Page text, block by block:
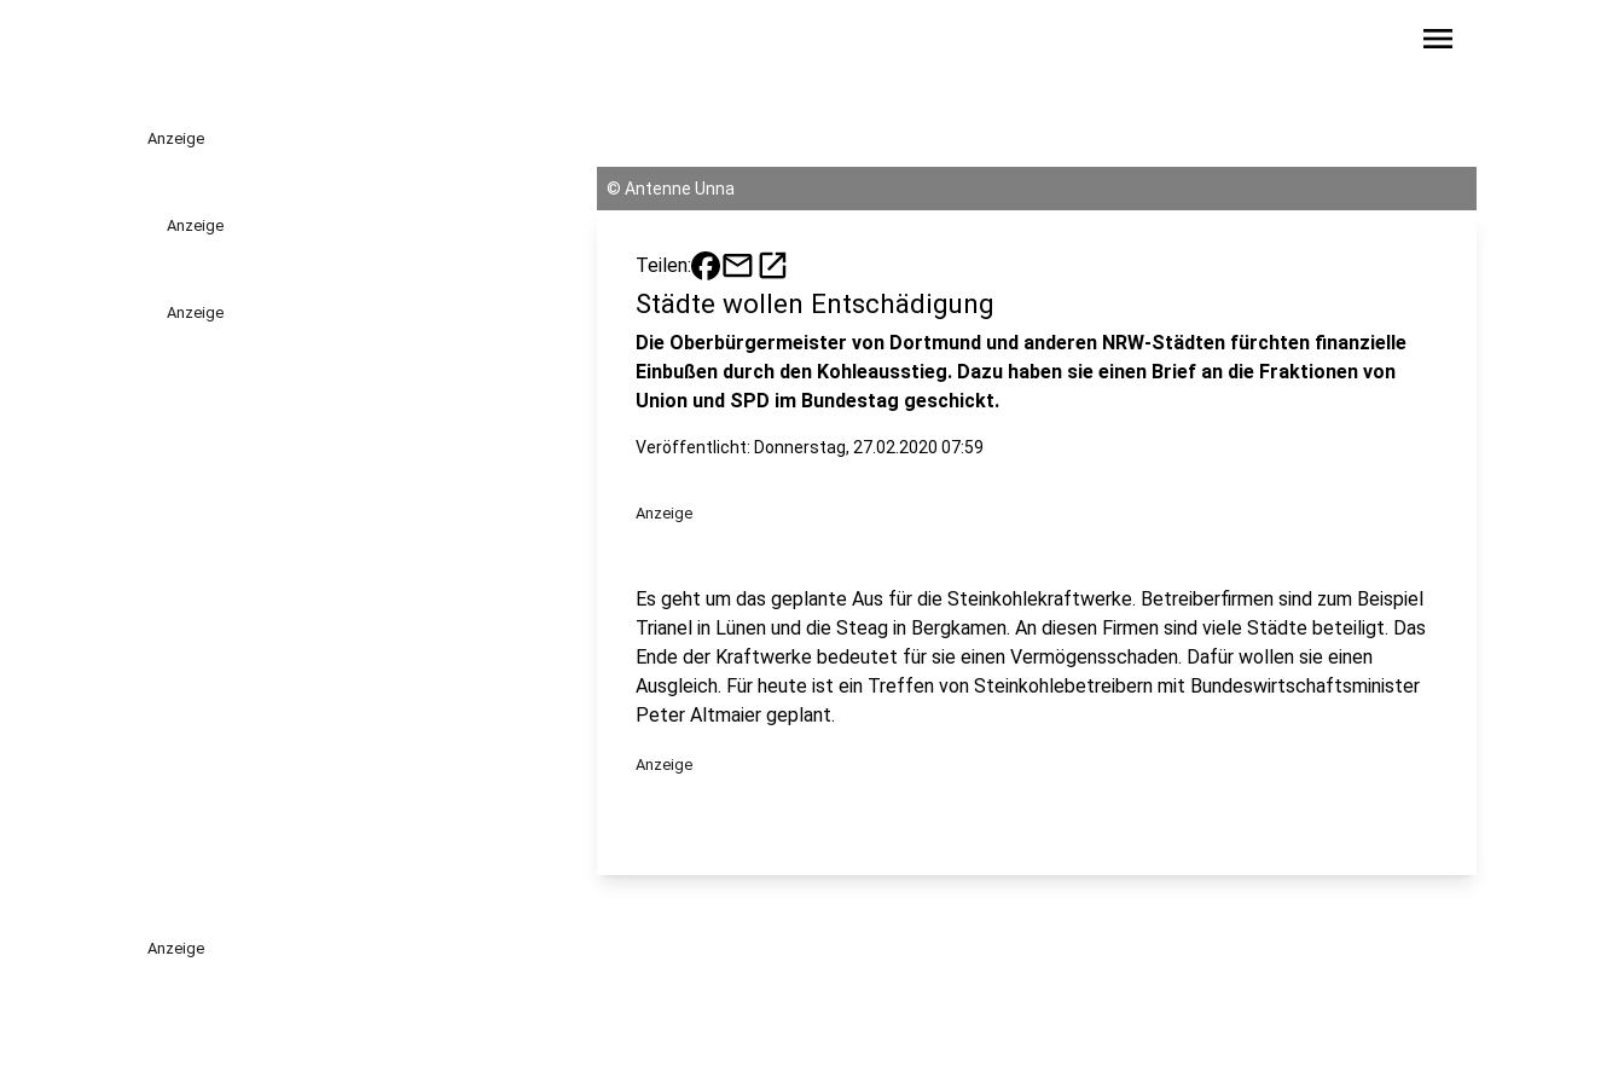
menu
Anzeige
Anzeige
Anzeige
© Antenne Unna
Teilen: mailopen_in_new
Städte wollen Entschädigung
Die Oberbürgermeister von Dortmund und anderen NRW-Städten fürchten finanzielle
Einbußen durch den Kohleausstieg. Dazu haben sie einen Brief an die Fraktionen von
Union und SPD im Bundestag geschickt.
Veröffentlicht: Donnerstag, 27.02.2020 07:59
Anzeige
Es geht um das geplante Aus für die Steinkohlekraftwerke. Betreiberfirmen sind zum Beispiel
Trianel in Lünen und die Steag in Bergkamen. An diesen Firmen sind viele Städte beteiligt. Das
Ende der Kraftwerke bedeutet für sie einen Vermögensschaden. Dafür wollen sie einen
Ausgleich. Für heute ist ein Treffen von Steinkohlebetreibern mit Bundeswirtschaftsminister
Peter Altmaier geplant.
Anzeige
Anzeige